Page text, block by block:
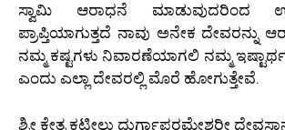
ಸ್ವಾಮಿ ಆರಾಧನೆ ಮಾಡುವುದರಿಂದ
ಪ್ರಾಪ್ತಿಯಾಗುತ್ತದೆ ನಾವು ಅನೇಕ ದೇವರನ್ನು
ನಮ್ಮ ಕಷ್ಟಗಳು ನಿವಾರಣೆಯಾಗಲಿ ನಮ್ಮ
ಎಂದು ಎಲ್ಲಾ ದೇವರಲ್ಲಿ ಮೊರೆ ಹೋಗುತ್ತೇವೆ.
ಶ್ರೀ ಕ್ಷೇತ್ರ ಕಟೀಲು ದುರ್ಗಾಪರಮೇಶ್ವರೀ